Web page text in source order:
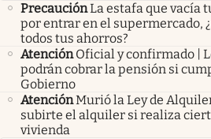
PrecauciónLa estafa que vacía
por entrar en el supermercado,
todos tus ahorros?
Atención Oficial y confirmado |
podrán cobrar la pensión si
Gobierno
AtenciónMurió la Ley de
subirte el alquiler si realiza
vivienda